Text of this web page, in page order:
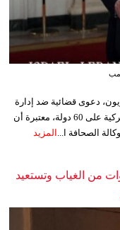
دعوى قضائية ضد إدارة
دونالد ترمب، الاثنين، على خلفية فرضه رسوماً جمركية على 60 دولة، معتبرة أن
الصحافة ا... المزيد
من الغياب وتستعيد